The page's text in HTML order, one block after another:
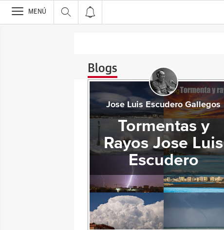
>
MENÚ
Blogs
Jose Luis Escudero Gallegos
Tormentas y
Rayos Jose Luis
Escudero